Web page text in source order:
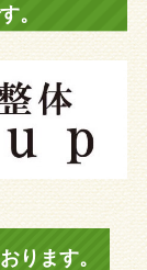
。
ります。